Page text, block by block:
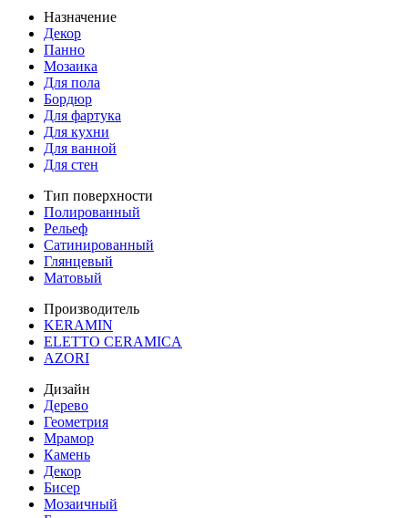
Назначение
Декор
Панно
Мозаика
Для пола
Бордюр
Для фартука
Для кухни
Для ванной
Для стен
Тип поверхности
Полированный
Рельеф
Сатинированный
Глянцевый
Матовый
Производитель
KERAMIN
ELETTO CERAMICA
AZORI
Дизайн
Дерево
Геометрия
Мрамор
Камень
Декор
Бисер
Мозаичный